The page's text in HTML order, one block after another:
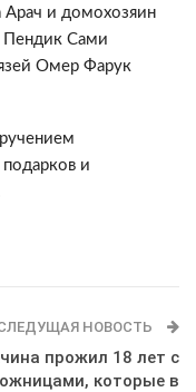
и домохозяин
Пендик Сами
Омер Фарук
и
НОВОСТЬ
прожил 18 лет с
которые в